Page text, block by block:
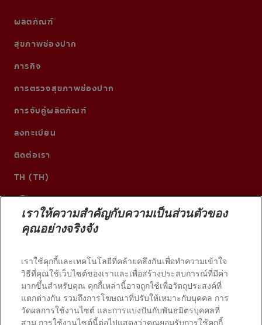
ผลิตภัณฑ์
สุขภาพช่องปาก
ภารกิจ
การตรวจสุขภาพช่องปาก
การจับคู่ผลิตภัณฑ์
ลงทะเบียน
ติดต่อเรา
TH (TH)
© 2026 บริษัท คอลเกต-ปาล์มโอลีฟ สงวนลิขสิทธิ์
เราให้ความสำคัญกับความเป็นส่วนตัวของ
คุณอย่างจริงจัง
เราใช้คุกกี้และเทคโนโลยีที่คล้ายคลึงกันเพื่อทำความเข้าใจ
วิธีที่คุณใช้เว็บไซต์ของเราและเพื่อสร้างประสบการณ์ที่มีค่า
มากขึ้นสำหรับคุณ คุกกี้เหล่านี้อาจถูกใช้เพื่อวัตถุประสงค์ที่
แตกต่างกัน รวมถึงการโฆษณาที่ปรับให้เหมาะกับบุคคล การ
วัดผลการใช้งานไซต์ และการแบ่งปันกับพันธมิตรบุคคลที่
สาม การใช้งานไซต์นี้ต่อไปแสดงว่าคุณยอมรับการใช้คุกกี้